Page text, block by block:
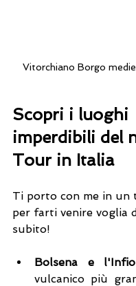
Vitorchiano Borgo
Scopri i luoghi
imperdibili del
Tour in Italia
Ti porto con me in un
per farti venire voglia
subito!
Bolsena e
vulcanico più